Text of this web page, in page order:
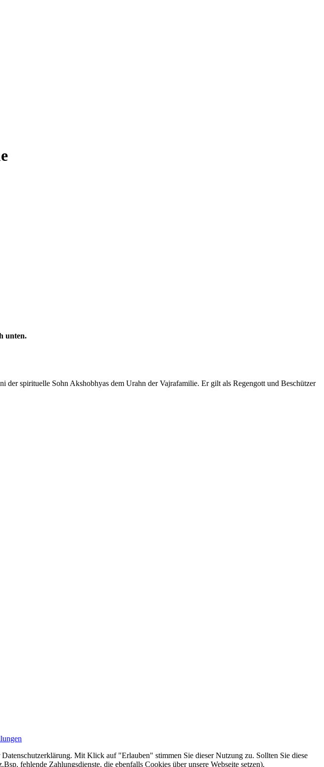
unten.
der spirituelle Sohn Akshobhyas dem Urahn der Vajrafamilie. Er gilt als Regengott und Beschützer
Mit Klick auf "Erlauben" stimmen Sie dieser Nutzung zu. Sollten Sie diese
fehlende Zahlungsdienste, die ebenfalls Cookies über unsere Webseite setzen).